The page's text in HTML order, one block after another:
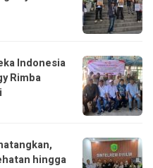
Indonesia
Rimba
hingga